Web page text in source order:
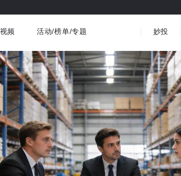
业消费 社会文化 金融财经 出
影音 医疗 3C数码 观
视频
视频精选
活动/榜单/专题 妙投